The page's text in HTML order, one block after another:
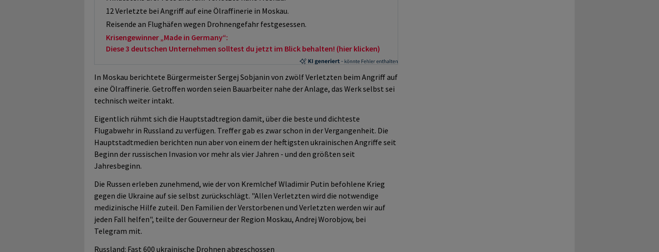
12 Verletzte bei Angriff auf eine Ölraffinerie in Moskau.
Reisende an Flughäfen wegen Drohnengefahr festgesessen.
Krisengewinner „Made in Germany“:
Diese 3 deutschen Unternehmen solltest du jetzt im Blick behalten! (hier klicken)
In Moskau berichtete Bürgermeister Sergej Sobjanin von zwölf Verletzten beim Angriff auf
eine Ölraffinerie. Getroffen worden seien Bauarbeiter nahe der Anlage, das Werk selbst sei
technisch weiter intakt.
Eigentlich rühmt sich die Hauptstadtregion damit, über die beste und dichteste
Flugabwehr in Russland zu verfügen. Treffer gab es zwar schon in der Vergangenheit. Die
Hauptstadtmedien berichten nun aber von einem der heftigsten ukrainischen Angriffe seit
Beginn der russischen Invasion vor mehr als vier Jahren - und den größten seit
Jahresbeginn.
Die Russen erleben zunehmend, wie der von Kremlchef Wladimir Putin befohlene Krieg
gegen die Ukraine auf sie selbst zurückschlägt. "Allen Verletzten wird die notwendige
medizinische Hilfe zuteil. Den Familien der Verstorbenen und Verletzten werden wir auf
jeden Fall helfen", teilte der Gouverneur der Region Moskau, Andrej Worobjow, bei
Telegram mit.
Russland: Fast 600 ukrainische Drohnen abgeschossen